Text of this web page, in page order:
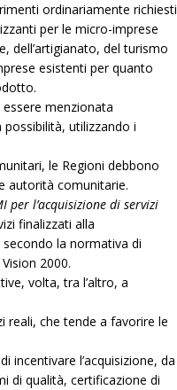
ordinariamente richiesti
per le micro-imprese
dell’artigianato, del turismo
esistenti per quanto
menzionata
utilizzando i
le Regioni debbono
autorità comunitarie.
per l’acquisizione di servizi
finalizzati alla
la normativa di
2000.
volta, tra l’altro, a
reali, che tende a favorire le
incentivare l’acquisizione, da
di qualità, certificazione di